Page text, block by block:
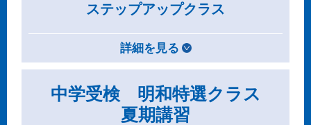
ステップアップクラス
詳細を見る
中学受検 明和特選クラス
夏期講習